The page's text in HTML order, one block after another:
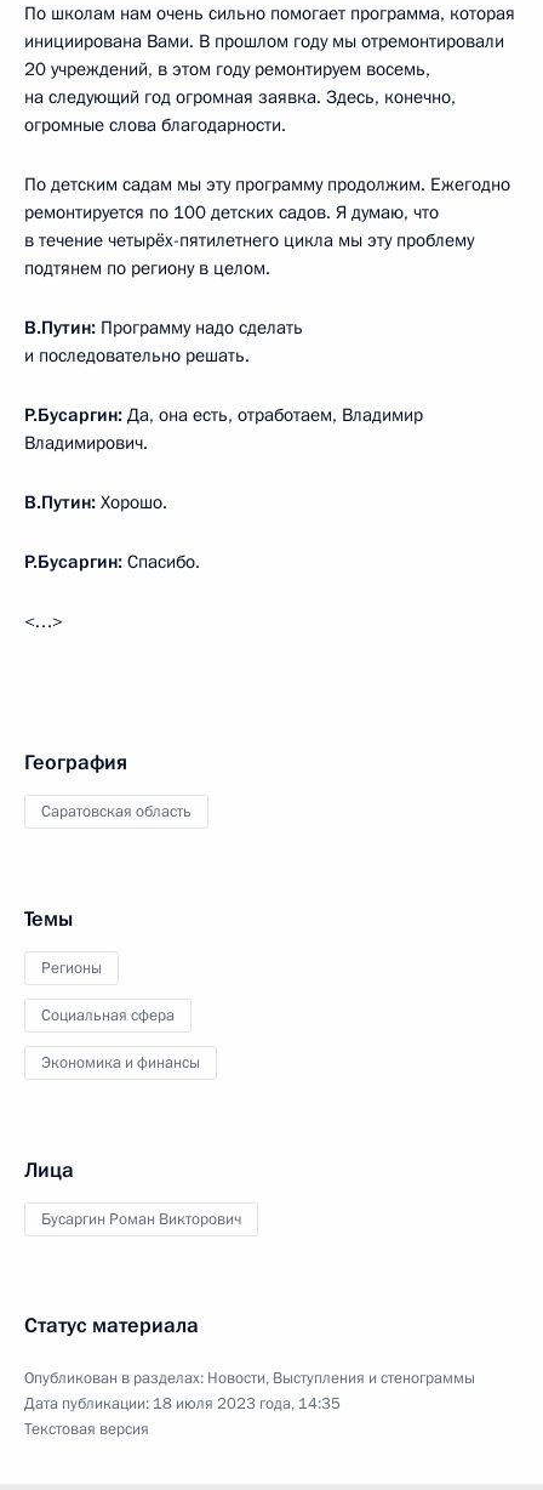
По школам нам очень сильно помогает программа, которая
инициирована Вами. В прошлом году мы отремонтировали
20 учреждений, в этом году ремонтируем восемь,
на следующий год огромная заявка. Здесь, конечно,
огромные слова благодарности.
По детским садам мы эту программу продолжим. Ежегодно
ремонтируется по 100 детских садов. Я думаю, что
в течение четырёх-пятилетнего цикла мы эту проблему
подтянем по региону в целом.
В.Путин: Программу надо сделать
и последовательно решать.
Р.Бусаргин: Да, она есть, отработаем, Владимир
Владимирович.
В.Путин: Хорошо.
Р.Бусаргин: Спасибо.
<…>
География
Саратовская область
Темы
Регионы
Социальная сфера
Экономика и финансы
Лица
Бусаргин Роман Викторович
Статус материала
Опубликован в разделах: Новости, Выступления и стенограммы
Дата публикации: 18 июля 2023 года, 14:35
Текстовая версия